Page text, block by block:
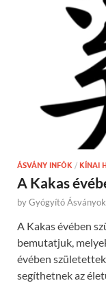
ÁSVÁNY INFÓK / KÍNAI
A Kakas
byGyógyító Ásványok
A Kakas évében
bemutatjuk,
évében
segíthetnek az